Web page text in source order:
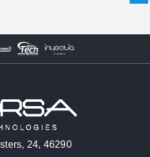
24, 46290